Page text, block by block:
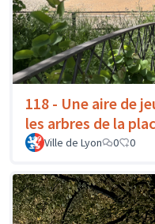
118 - Une aire de
les arbres de la
Ville de Lyon 0 0